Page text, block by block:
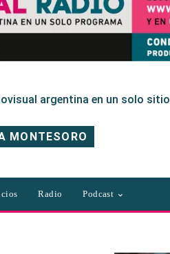
argentina en un solo sitio
MONTESORO
Radio Podcast